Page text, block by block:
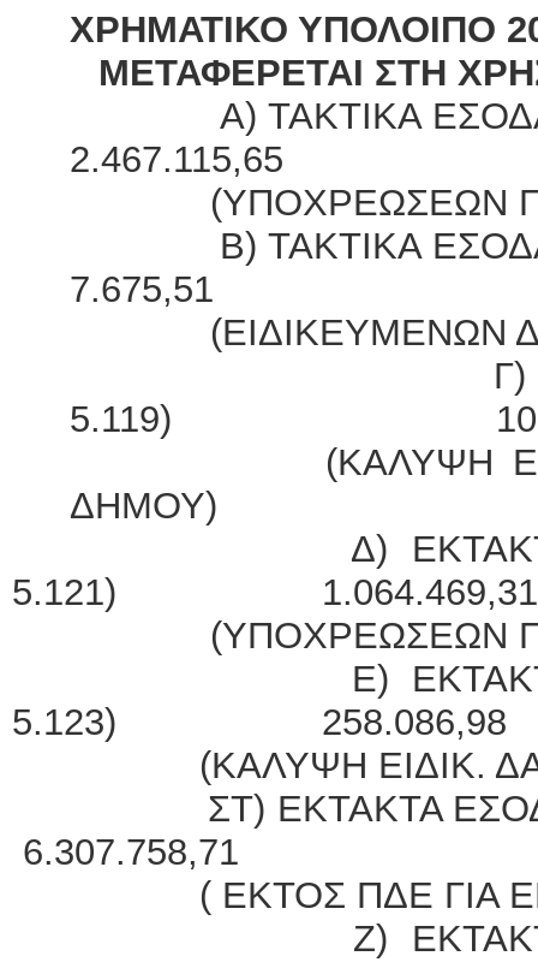
ΧΡΗΜΑΤΙΚΟ ΥΠΟΛΟΙΠΟ
ΜΕΤΑΦΕΡΕΤΑΙ ΣΤΗ
Α) ΤΑΚΤΙΚΑ
2.467.115,65
(ΥΠΟΧΡΕΩΣΕΩΝ
Β) ΤΑΚΤΙΚΑ
7.675,51
(ΕΙΔΙΚΕΥΜΕΝΩΝ
Γ)
5.119)
(ΚΑΛΥΨΗ ΕΝ
ΔΗΜΟΥ)
Δ) ΕΚΤΑΚΤΑ
5.121)
(ΥΠΟΧΡΕΩΣΕΩΝ
Ε) ΕΚΤΑΚΤΑ
5.123) 258.086,98
(ΚΑΛΥΨΗ ΕΙΔΙΚ.
ΣΤ) ΕΚΤΑΚΤΑ
6.307.758,71
( ΕΚΤΟΣ ΠΔΕ ΓΙΑ
Ζ) ΕΚΤΑΚΤΑ